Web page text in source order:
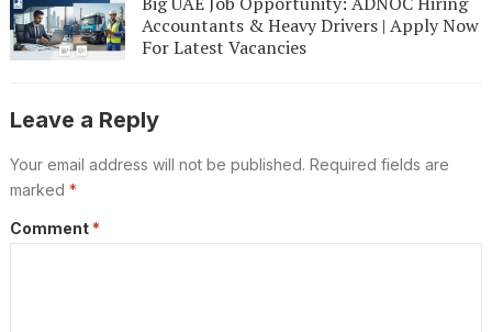
Accountants & Heavy Drivers | Apply Now
For Latest Vacancies
Leave a Reply
Your email address will not be published. Required fields are
marked *
Comment *